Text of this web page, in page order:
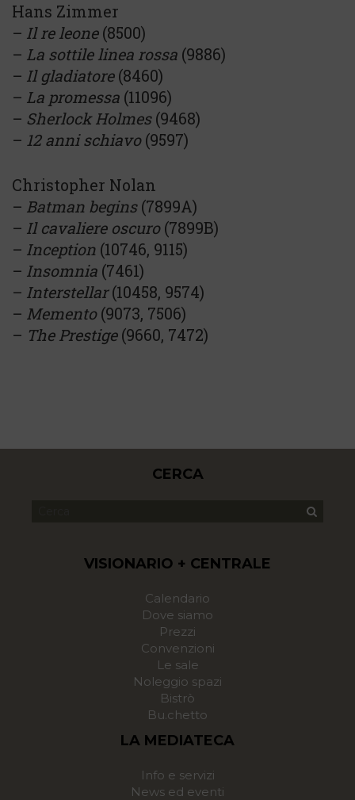
Hans Zimmer
– Il re leone(8500)
– La sottile linea rossa (9886)
– Il gladiatore(8460)
– La promessa (11096)
– Sherlock Holmes(9468)
– 12 anni schiavo(9597)
Christopher Nolan
– Batman begins(7899A)
– Il cavaliere oscuro(7899B)
– Inception (10746, 9115)
– Insomnia (7461)
– Interstellar(10458, 9574)
– Memento(9073, 7506)
– The Prestige(9660, 7472)
CERCA
VISIONARIO + CENTRALE
Calendario
Dove siamo
Prezzi
Convenzioni
Le sale
Noleggio spazi
Bistrò
Bu.chetto
LA MEDIATECA
Info e servizi
News ed eventi